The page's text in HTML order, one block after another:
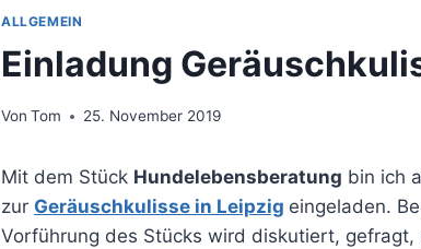
ALLGEMEIN
Einladung
Von Tom 25. November 2019
Mit dem Stück Hundelebensberatung bin ich
zur Geräuschkulisse in Leipzig eingeladen.
Vorführung des Stücks wird diskutiert,